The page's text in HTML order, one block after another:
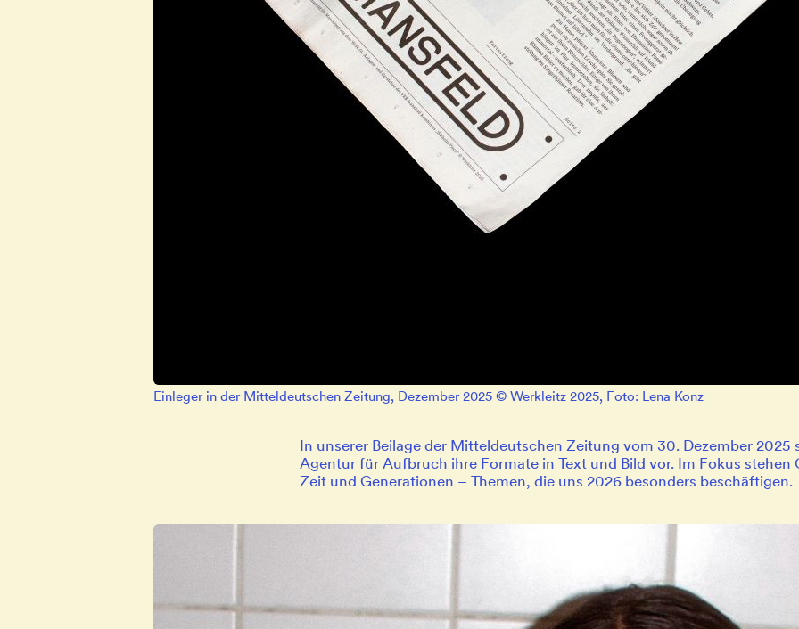
Einleger in der Mitteldeutschen Zeitung, Dezember 2025 © Werkleitz 2025, Foto: Lena Konz
In unserer Beilage der Mitteldeutschen Zeitung vom 30. Dezember 2025
Agentur für Aufbruch ihre Formate in Text und Bild vor. Im Fokus stehen
Zeit und Generationen – Themen, die uns 2026 besonders beschäftigen.